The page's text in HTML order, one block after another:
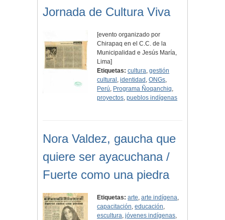
Jornada de Cultura Viva
[evento organizado por
Chirapaq en el C.C. de la
Municipalidad e Jesús María,
Lima]
Etiquetas: cultura,gestión
cultural ,identidad ,ONGs,
Perú, Programa Ñoqanchiq,
proyectos,pueblos indígenas
Nora Valdez, gaucha que
quiere ser ayacuchana /
Fuerte como una piedra
Etiquetas: arte,arte indígena,
capacitación,educación,
escultura,jóvenes indígenas,